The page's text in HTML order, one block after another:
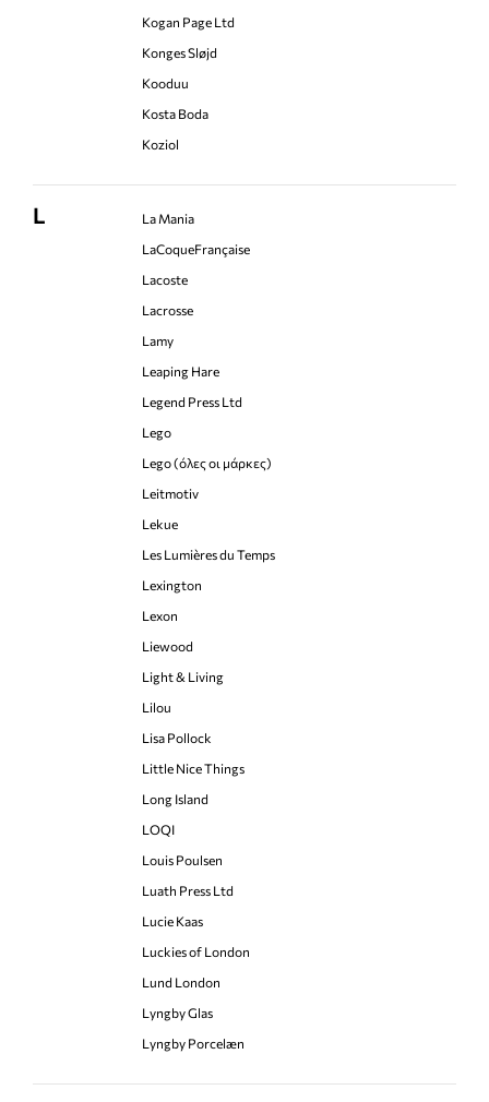
Kogan Page Ltd
Konges Sløjd
Kooduu
Kosta Boda
Koziol
L
La Mania
LaCoqueFrançaise
Lacoste
Lacrosse
Lamy
Leaping Hare
Legend Press Ltd
Lego
Lego (όλες οι μάρκες)
Leitmotiv
Lekue
Les Lumières du Temps
Lexington
Lexon
Liewood
Light & Living
Lilou
Lisa Pollock
Little Nice Things
Long Island
LOQI
Louis Poulsen
Luath Press Ltd
Lucie Kaas
Luckies of London
Lund London
Lyngby Glas
Lyngby Porcelæn